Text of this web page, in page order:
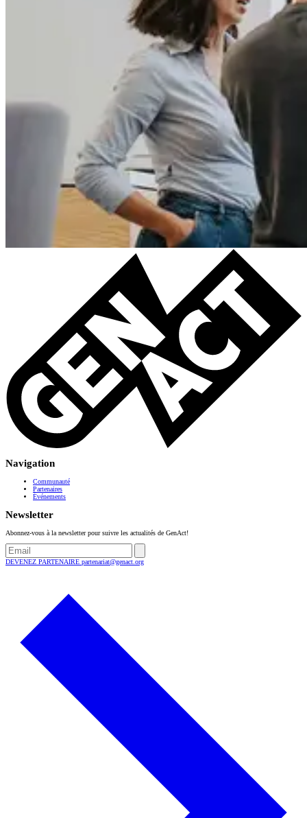
Navigation
Communauté
Partenaires
Événements
Newsletter
Abonnez-vous à la newsletter pour suivre les actualités de GenAct!
DEVENEZ PARTENAIRE partenariat@genact.org